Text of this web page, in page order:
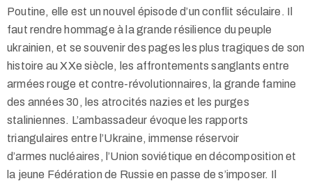
Poutine, elle est un nouvel épisode d’un conflit séculaire. Il
faut rendre hommage à la grande résilience du peuple
ukrainien, et se souvenir des pages les plus tragiques de son
histoire au XXe siècle, les affrontements sanglants entre
armées rouge et contre-révolutionnaires, la grande famine
des années 30, les atrocités nazies et les purges
staliniennes. L’ambassadeur évoque les rapports
triangulaires entre l’Ukraine, immense réservoir
d’armes nucléaires, l’Union soviétique en décomposition et
la jeune Fédération de Russie en passe de s’imposer. Il